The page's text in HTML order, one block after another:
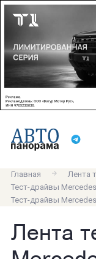
Главная
Лента
Тест-драйвы
Тест-драйвы
Лента